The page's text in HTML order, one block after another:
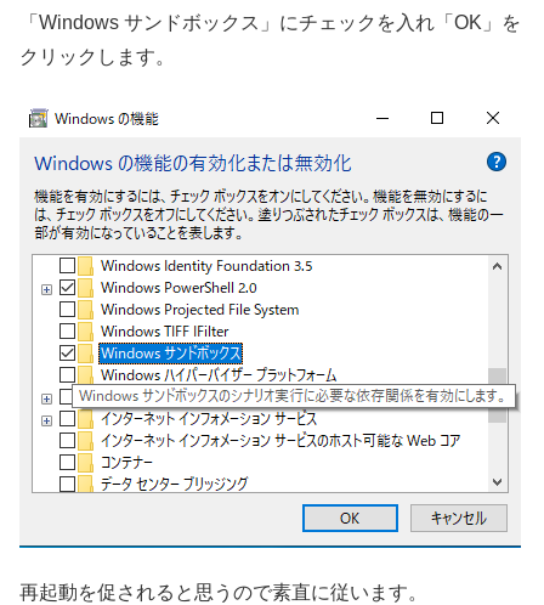
「Windows サンドボックス」にチェックを入れ「OK」を
クリックします。
再起動を促されると思うので素直に従います。